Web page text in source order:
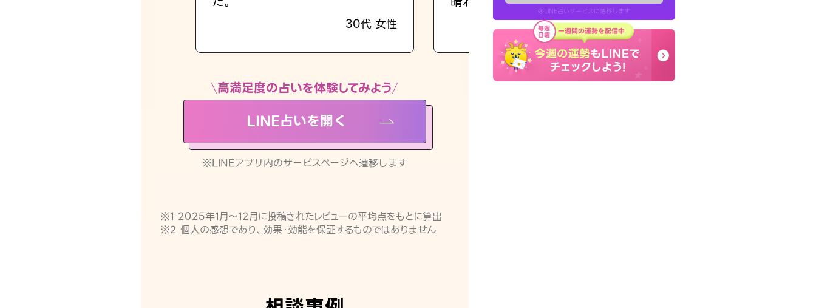
※LINE占いサービスに遷移します
お知らせ
30代 女性 30代 女性
高満足度の占いを体験してみよう
LINE占いを開く
※LINEアプリ内のサービスページへ遷移します
※1 2025年1月〜12月に投稿されたレビューの平均点をもとに算出
※2 個人の感想であり、効果・効能を保証するものではありません